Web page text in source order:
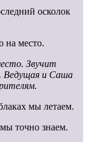
осколок
на место.
Звучит
Ведущая и Саша
мы летаем.
точно знаем.